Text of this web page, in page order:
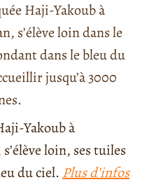
Haji-Yakoub à
s’élève loin dans le
dans le bleu du
jusqu’à 3000
Yakoub à
loin, ses tuiles
du ciel. Plus d’infos